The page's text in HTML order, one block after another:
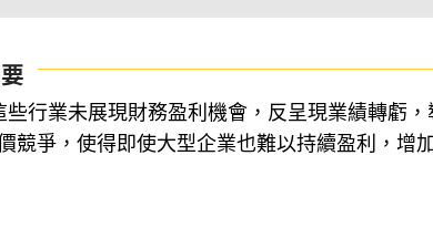
行業未展現財務盈利機會，反呈現業績轉虧，
競爭，使得即使大型企業也難以持續盈利，增